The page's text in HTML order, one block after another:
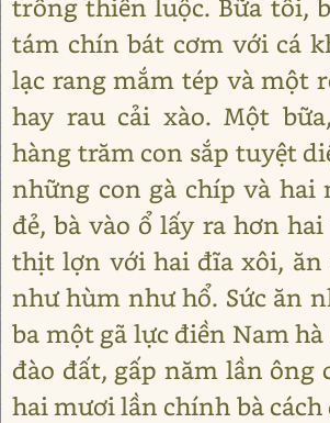
trống thiến luộc. Bữa tối,
tám chín bát cơm với cá
lạc rang mắm tép và một
hay rau cải xào. Một
hàng trăm con sắp tuyệt
những con gà chíp và hai
đẻ, bà vào ổ lấy ra hơn
thịt lợn với hai đĩa xôi, ăn
như hùm như hổ. Sức ăn
ba một gã lực điền Nam
đào đất, gấp năm lần ông
hai mươi lần chính bà